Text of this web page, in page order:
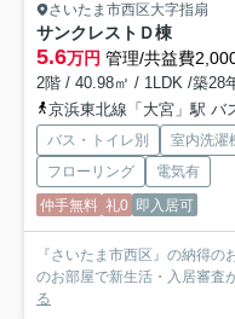
さいたま市西区大字指扇
サンクレストＤ棟
5.6万円 管理/共益費
2階 / 40.98㎡ / 1LDK /築28
京浜東北線「大宮」駅 バ
バス・トイレ別 室内洗濯
フローリング
電気有
仲手無料 礼0 即入居可
『さいたま市西区』の納得
のお部屋で新生活・入居審査
る